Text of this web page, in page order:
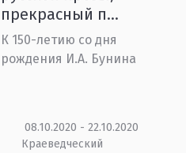
прекрасный п...
К 150-летию со дня
рождения И.А. Бунина
08.10.2020 - 22.10.2020
Краеведческий